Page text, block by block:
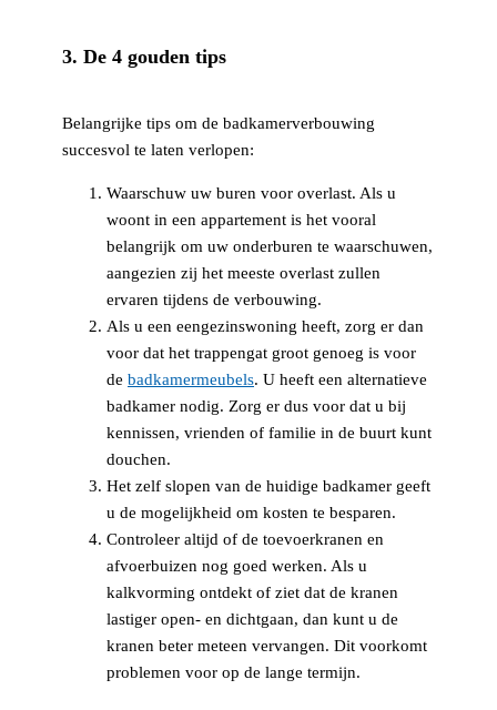
3. De 4 gouden tips
Belangrijke tips om de badkamerverbouwing
succesvol te laten verlopen:
Waarschuw uw buren voor overlast. Als u
woont in een appartement is het vooral
belangrijk om uw onderburen te waarschuwen,
aangezien zij het meeste overlast zullen
ervaren tijdens de verbouwing.
Als u een eengezinswoning heeft, zorg er dan
voor dat het trappengat groot genoeg is voor
de badkamermeubels. U heeft een alternatieve
badkamer nodig. Zorg er dus voor dat u bij
kennissen, vrienden of familie in de buurt kunt
douchen.
Het zelf slopen van de huidige badkamer geeft
u de mogelijkheid om kosten te besparen.
Controleer altijd of de toevoerkranen en
afvoerbuizen nog goed werken. Als u
kalkvorming ontdekt of ziet dat de kranen
lastiger open- en dichtgaan, dan kunt u de
kranen beter meteen vervangen. Dit voorkomt
problemen voor op de lange termijn.